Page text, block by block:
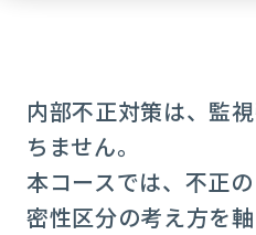
内部不正対策は、監
ちません。
本コースでは、不正
密性区分の考え方を